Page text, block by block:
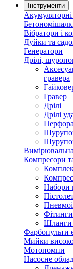
Інструменти
Вібратори і
Дуйки та
Генератори
Дрілі,
гравера
Гравер
Дрілі
Дрілі
Компресори
Набори
Шланги
Фарбопульти
Мийки
Мотопомпи
Насосне